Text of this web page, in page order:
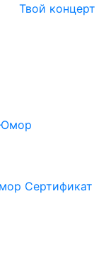
Твой концерт
Сертификат